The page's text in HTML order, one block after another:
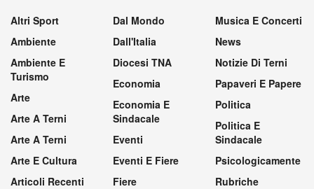
Altri Sport
Ambiente
Ambiente E
Turismo
Arte
Arte A Terni
Arte A Terni
Arte E Cultura
Articoli Recenti
Dal Mondo
Dall'Italia
Diocesi TNA
Economia
Economia E
Sindacale
Eventi
Eventi E Fiere
Fiere
Musica E Concerti
News
Notizie Di Terni
Papaveri E Papere
Politica
Politica E
Sindacale
Psicologicamente
Rubriche